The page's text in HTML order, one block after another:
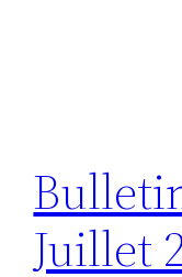
Juillet